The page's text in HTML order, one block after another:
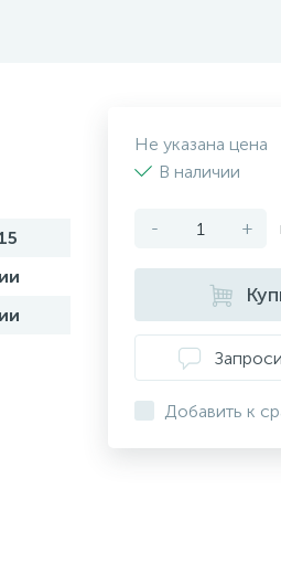
Не указана цена
В наличии
- +
Добавить к